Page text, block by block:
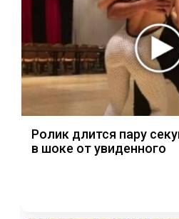
Ролик длится пару
в шоке от увиденного